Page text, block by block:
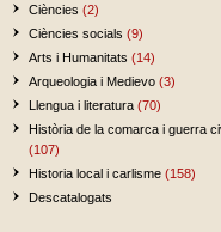
Ciències (2)
Ciències socials (9)
Arts i Humanitats (14)
Arqueologia i Medievo (3)
Llengua i literatura (70)
Història de la comarca i guerra
(107)
Historia local i carlisme (158)
Descatalogats